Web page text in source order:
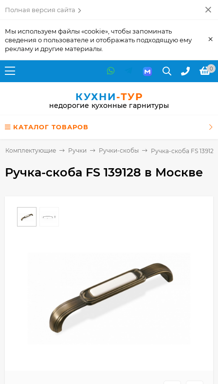
Полная версия сайта
Мы используем файлы «cookie», чтобы запоминать
сведения о пользователе и отображать подходящую ему
рекламу и другие материалы.
×
0
КУХНИ-ТУР
недорогие кухонные гарнитуры
КАТАЛОГ ТОВАРОВ
Комплектующие Ручки Ручки-скобы Ручка-скоба FS 139128
Ручка-скоба FS 139128 в Москве